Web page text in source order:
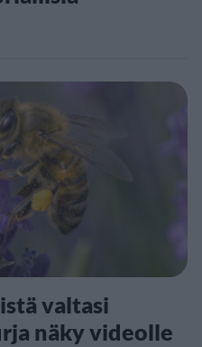
valtasi
näky videolle